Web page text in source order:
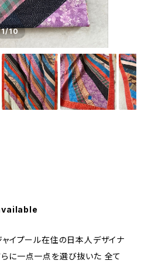
1/10
ャイプール在住の日本人デザイナ
に一点一点を選び抜いた 全て